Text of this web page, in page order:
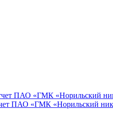
ПАО «ГМК «Норильский
ПАО «ГМК «Норильский